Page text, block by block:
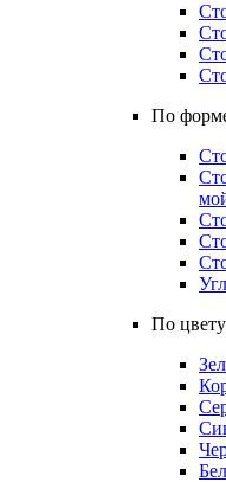
По
По цвету